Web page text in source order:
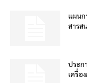
แผนก
สารส
ประก
เครื่อ